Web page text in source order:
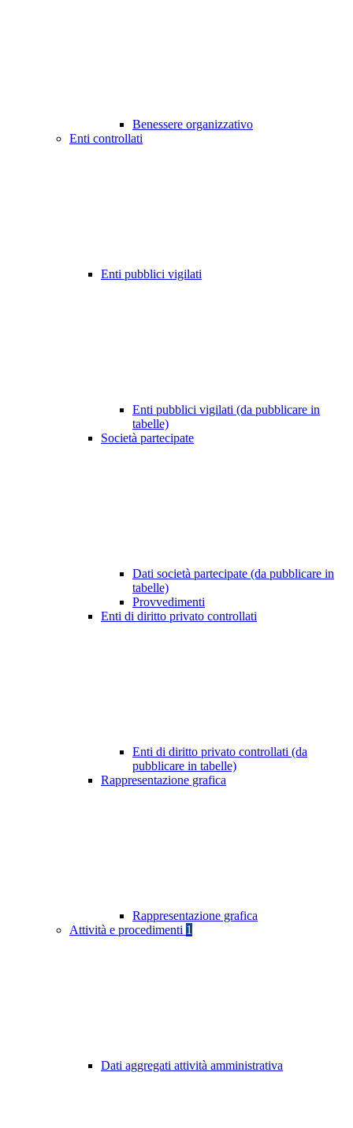
Benessere organizzativo
Enti controllati
Enti pubblici vigilati
Enti pubblici vigilati (da pubblicare in
tabelle)
Società partecipate
Dati società partecipate (da pubblicare in
tabelle)
Provvedimenti
Enti di diritto privato controllati
Enti di diritto privato controllati (da
pubblicare in tabelle)
Rappresentazione grafica
Rappresentazione grafica
Attività e procedimenti 1
Dati aggregati attività amministrativa